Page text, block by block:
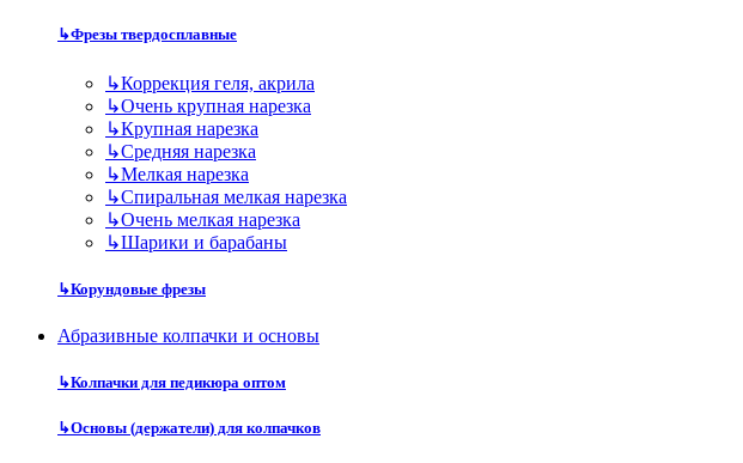
↳Фрезы твердосплавные
↳Коррекция геля, акрила
↳Очень крупная нарезка
↳Крупная нарезка
↳Средняя нарезка
↳Мелкая нарезка
↳Спиральная мелкая нарезка
↳Очень мелкая нарезка
↳Шарики и барабаны
↳Корундовые фрезы
Абразивные колпачки и основы
↳Колпачки для педикюра оптом
↳Основы (держатели) для колпачков